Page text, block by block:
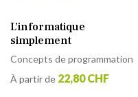
L’informatique
simplement
Concepts de programmation
À partir de 22,80 CHF